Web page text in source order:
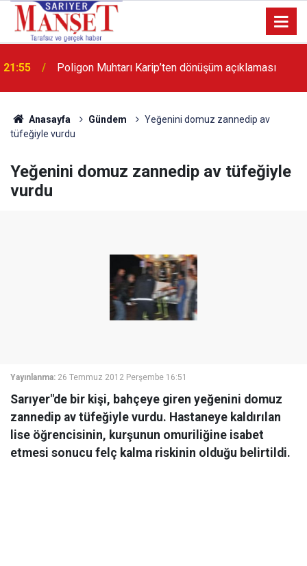
13:36 'Poligon'da İstanbul'a örnek proje gerçekleştirilecek'
Anasayfa Gündem
Yeğenini domuz zannedip av
tüfeğiyle vurdu
Yeğenini domuz zannedip av tüfeğiyle
vurdu
Yayınlanma: 26 Temmuz 2012 Perşembe 16:51
Sarıyer"de bir kişi, bahçeye giren yeğenini domuz
zannedip av tüfeğiyle vurdu. Hastaneye kaldırılan
lise öğrencisinin, kurşunun omuriliğine isabet
etmesi sonucu felç kalma riskinin olduğu belirtildi.